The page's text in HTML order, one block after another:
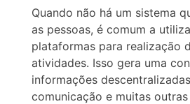
Quando não há um sistema
as pessoas, é comum a
plataformas para realização
atividades. Isso gera uma
informações
comunicação e muitas outras